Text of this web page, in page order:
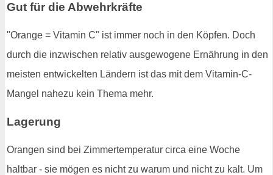
Gut für die Abwehrkräfte
"Orange = Vitamin C" ist immer noch in den Köpfen. Doch
durch die inzwischen relativ ausgewogene Ernährung in den
meisten entwickelten Ländern ist das mit dem Vitamin-C-
Mangel nahezu kein Thema mehr.
Lagerung
Orangen sind bei Zimmertemperatur circa eine Woche
haltbar - sie mögen es nicht zu warum und nicht zu kalt. Um